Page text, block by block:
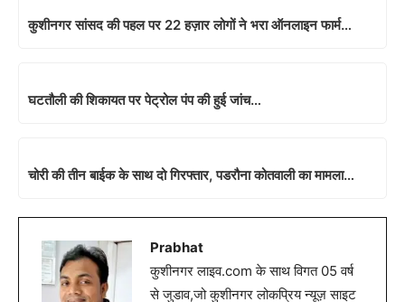
कुशीनगर सांसद की पहल पर 22 हज़ार लोगों ने भरा ऑनलाइन फार्म…
घटतौली की शिकायत पर पेट्रोल पंप की हुई जांच…
चोरी की तीन बाईक के साथ दो गिरफ्तार, पडरौना कोतवाली का मामला…
Prabhat
कुशीनगर लाइव.com के साथ विगत 05 वर्ष
से जुडाव,जो कुशीनगर लोकप्रिय न्यूज़ साइट